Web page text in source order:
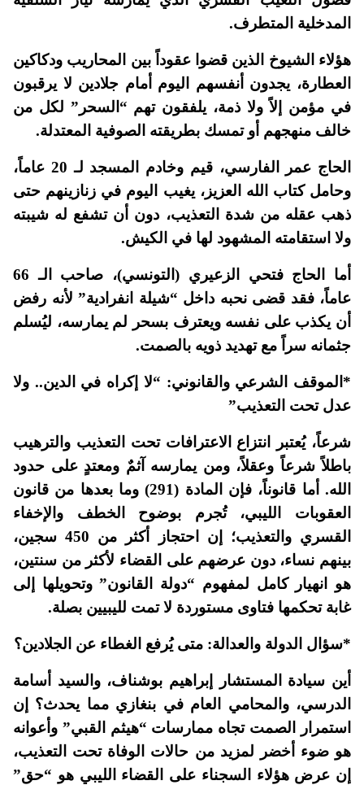
المدخلية المتطرف.
هؤلاء الشيوخ الذين قضوا عقوداً بين المحاريب ودكاكين
العطارة، يجدون أنفسهم اليوم أمام جلادين لا يرقبون
في مؤمن إلاً ولا ذمة، يلفقون تهم “السحر” لكل من
خالف منهجهم أو تمسك بطريقته الصوفية المعتدلة.
الحاج عمر الفارسي، قيم وخادم المسجد لـ 20 عاماً،
وحامل كتاب الله العزيز، يغيب اليوم في زنازينهم حتى
ذهب عقله من شدة التعذيب، دون أن تشفع له شيبته
ولا استقامته المشهود لها في الكيش.
أما الحاج فتحي الزعيري (التونسي)، صاحب الـ 66
عاماً، فقد قضى نحبه داخل “شيلة انفرادية” لأنه رفض
أن يكذب على نفسه ويعترف بسحر لم يمارسه، ليُسلم
جثمانه سراً مع تهديد ذويه بالصمت.
*الموقف الشرعي والقانوني: “لا إكراه في الدين.. ولا
عدل تحت التعذيب”
شرعاً، يُعتبر انتزاع الاعترافات تحت التعذيب والترهيب
باطلاً شرعاً وعقلاً، ومن يمارسه آثمٌ ومعتدٍ على حدود
الله. أما قانوناً، فإن المادة (291) وما بعدها من قانون
العقوبات الليبي، تُجرم بوضوح الخطف والإخفاء
القسري والتعذيب؛ إن احتجاز أكثر من 450 سجين،
بينهم نساء، دون عرضهم على القضاء لأكثر من سنتين،
هو انهيار كامل لمفهوم “دولة القانون” وتحويلها إلى
غابة تحكمها فتاوى مستوردة لا تمت لليبيين بصلة.
*سؤال الدولة والعدالة: متى يُرفع الغطاء عن الجلادين؟
أين سيادة المستشار إبراهيم بوشناف، والسيد أسامة
الدرسي، والمحامي العام في بنغازي مما يحدث؟ إن
استمرار الصمت تجاه ممارسات “هيثم القبي” وأعوانه
هو ضوء أخضر لمزيد من حالات الوفاة تحت التعذيب،
إن عرض هؤلاء السجناء على القضاء الليبي هو “حق”